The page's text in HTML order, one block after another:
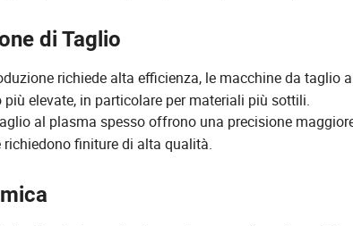
di Taglio
richiede alta efficienza, le macchine da taglio
elevate, in particolare per materiali più sottili.
al plasma spesso offrono una precisione
finiture di alta qualità.